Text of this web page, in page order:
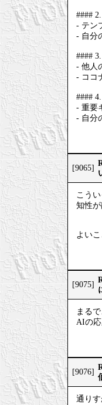
####
- テン
- 自分
####
- 他人
- ココ
####
- 重要
- 自分
[9065]
こう
知性が
よい
[9075]
まる
AIの応
[9076]
通り